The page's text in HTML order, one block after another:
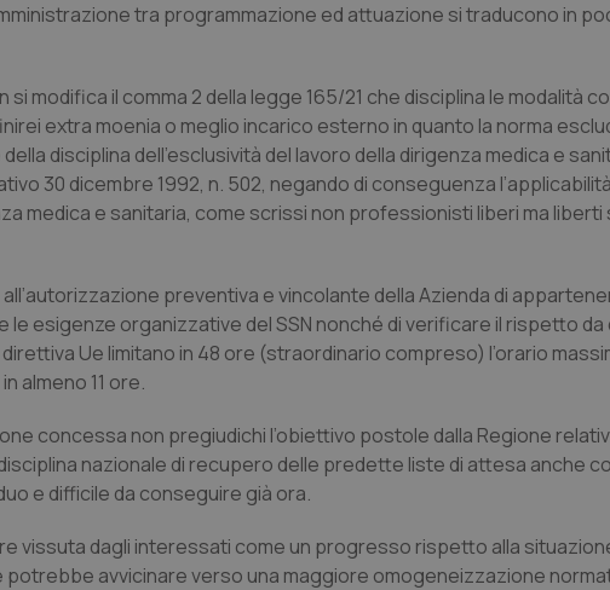
tra programmazione ed attuazione si traducono in
modifica il comma 2 della legge 165/21 che disciplina le modalità
extra moenia o meglio incarico esterno in quanto la norma
disciplina dell’esclusività del lavoro della dirigenza medica e
30 dicembre 1992, n. 502, negando di conseguenza l’applicabilità
medica e sanitaria, come scrissi non professionisti liberi ma
preventiva e vincolante della Azienda di
esigenze organizzative del SSN nonché di verificare il rispetto da
Ue limitano in 48 ore (straordinario compreso) l’orario
almeno 11 ore.
concessa non pregiudichi l’obiettivo postole dalla Regione
nazionale di recupero delle predette liste di attesa anche
e difficile da conseguire già ora.
vissuta dagli interessati come un progresso rispetto alla
avvicinare verso una maggiore omogeneizzazione